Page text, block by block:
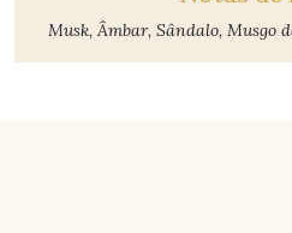
Musk, Âmbar, Sândalo, Musgo